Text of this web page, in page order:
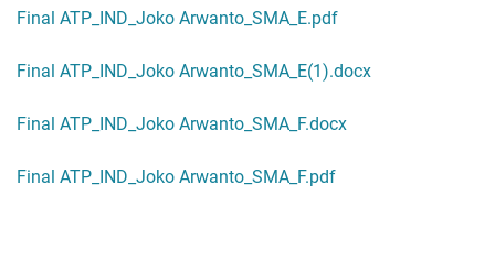
Final ATP_IND_Joko Arwanto_SMA_E.pdf
Final ATP_IND_Joko Arwanto_SMA_E(1).docx
Final ATP_IND_Joko Arwanto_SMA_F.docx
Final ATP_IND_Joko Arwanto_SMA_F.pdf